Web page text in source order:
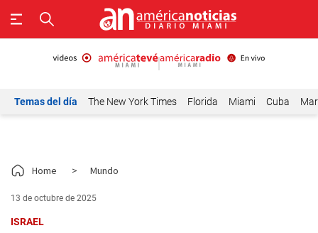
Temas del día The New York Times Florida Miami Cuba
Home > Mundo
13 de octubre de 2025
ISRAEL